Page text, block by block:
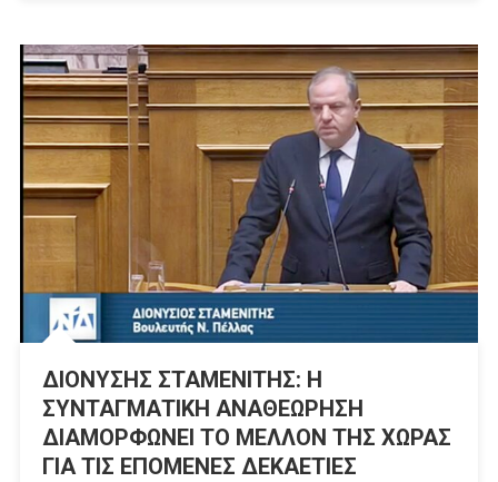
ΟΔΙΚΟΥΣ
ΑΞΟΝΕΣ
ΚΑΙ
ΤΑ
ΕΡΓΑ
ΥΠΟΔΟΜΗΣ
ΠΕΛΛΑ
ΔΙΟΝΥΣΗΣ ΣΤΑΜΕΝΙΤΗΣ: Η
ΣΥΝΤΑΓΜΑΤΙΚΗ ΑΝΑΘΕΩΡΗΣΗ
ΔΙΑΜΟΡΦΩΝΕΙ ΤΟ ΜΕΛΛΟΝ ΤΗΣ ΧΩΡΑΣ
ΓΙΑ ΤΙΣ ΕΠΟΜΕΝΕΣ ΔΕΚΑΕΤΙΕΣ